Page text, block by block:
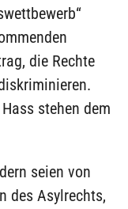
die Rechte
stehen dem
seien von
des Asylrechts,